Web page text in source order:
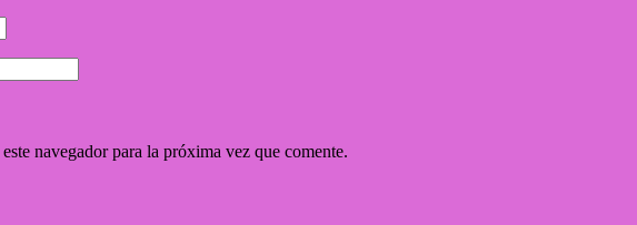
navegador para la próxima vez que comente.